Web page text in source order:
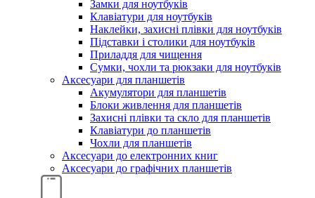
Замки для ноутбуків
Клавіатури для ноутбуків
Наклейки, захисні плівки для ноутбуків
Підставки і столики для ноутбуків
Приладдя для чищення
Сумки, чохли та рюкзаки для ноутбуків
Аксесуари для планшетів
Акумулятори для планшетів
Блоки живлення для планшетів
Захисні плівки та скло для планшетів
Клавіатури до планшетів
Чохли для планшетів
Аксесуари до електронних книг
Аксесуари дo графічних планшетів